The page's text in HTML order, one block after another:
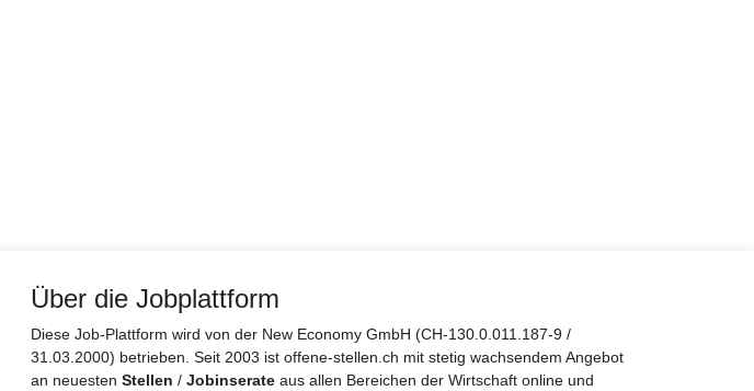
Über die Jobplattform
Diese Job-Plattform wird von der New Economy GmbH (CH-130.0.011.187-9 /
31.03.2000) betrieben. Seit 2003 ist offene-stellen.ch mit stetig wachsendem Angebot
an neuesten Stellen / Jobinserate aus allen Bereichen der Wirtschaft online und